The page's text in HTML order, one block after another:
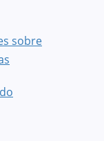
sobre